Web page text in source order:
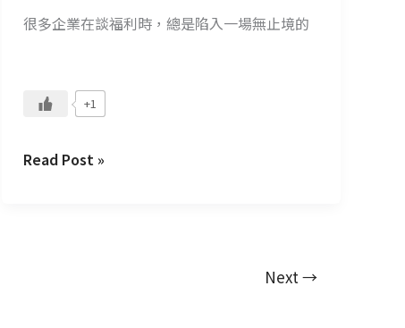
很多企業在談福利時，總是陷入一場無止境的
+1
Read Post »
Next→